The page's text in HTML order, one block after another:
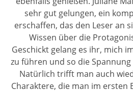
sehr gut gelungen, ein
erschaffen, das den Leser an
Wissen über die
Geschickt gelang es ihr, mich
zu führen und so die
Natürlich trifft man auch
Charaktere, die man im ersten